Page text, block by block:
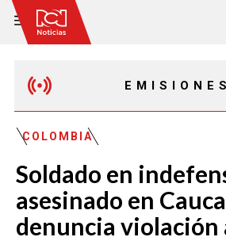
EMISIONES
EMISIÓN 12:30 PM
EMISIÓN 7:00 PM
COLOMBIA
Soldado en
asesinado en
denuncia violación